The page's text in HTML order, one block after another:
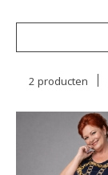
2 producten